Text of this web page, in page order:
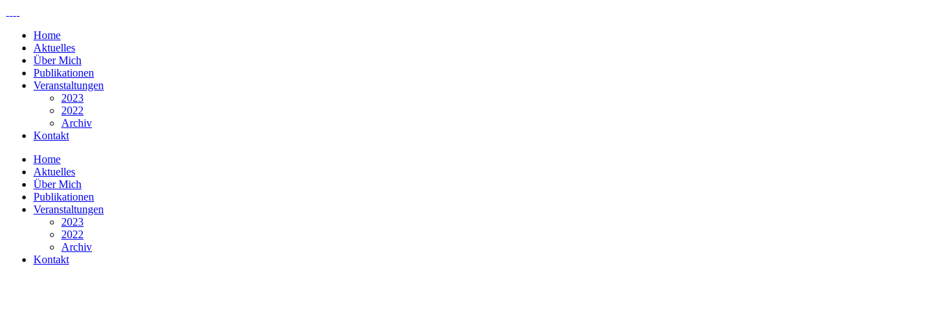
Home
Aktuelles
Über Mich
Publikationen
Veranstaltungen
2023
2022
Archiv
Kontakt
Home
Aktuelles
Über Mich
Publikationen
Veranstaltungen
2023
2022
Archiv
Kontakt